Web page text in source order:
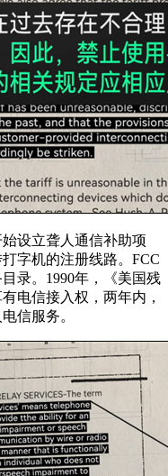
设立聋人通信补助项
字机的注册线路。FCC
录。1990年，《美国残
电信接入权，两年内，
信服务。